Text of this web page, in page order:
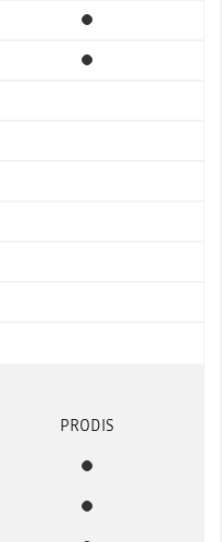
Standardvarustus
Standardvarustus
PRODIS
Standardvarustus
Standardvarustus